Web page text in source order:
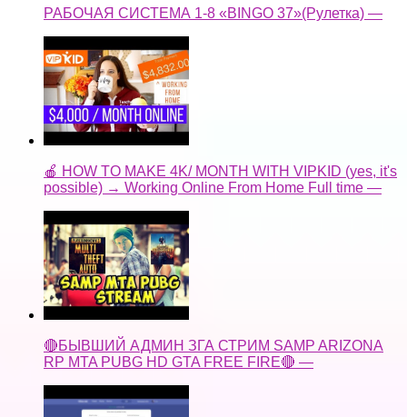
РАБОЧАЯ СИСТЕМА 1-8 «BINGO 37»(Рулетка) —
🍎 HOW TO MAKE 4K/ MONTH WITH VIPKID (yes, it's
possible) → Working Online From Home Full time —
🔴БЫВШИЙ АДМИН ЗГА СТРИМ SAMP ARIZONA
RP MTA PUBG HD GTA FREE FIRE🔴 —